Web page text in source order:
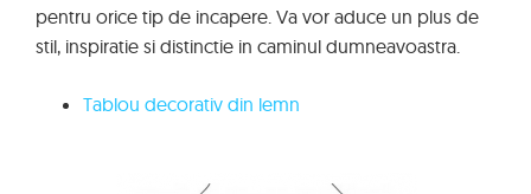
pentru orice tip de incapere. Va vor aduce un plus de
stil, inspiratie si distinctie in caminul dumneavoastra.
Tablou decorativ din lemn